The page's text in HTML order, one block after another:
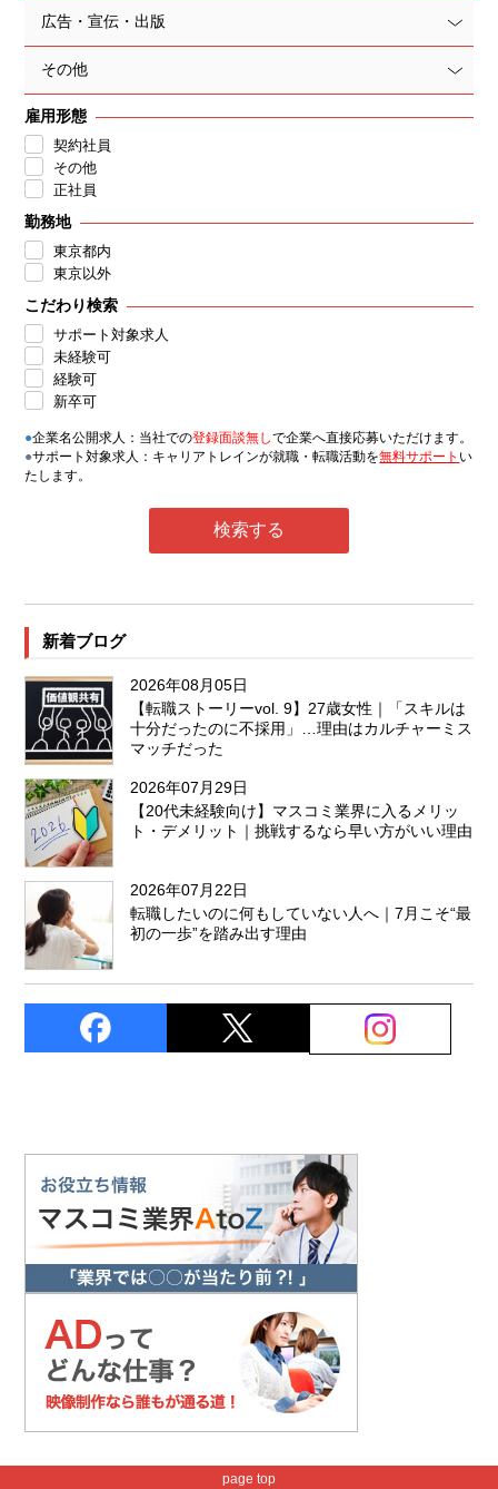
広告・宣伝・出版
その他
雇用形態
契約社員
その他
正社員
勤務地
東京都内
東京以外
こだわり検索
サポート対象求人
未経験可
経験可
新卒可
●企業名公開求人：当社での登録面談無しで企業へ直接応募いただけます。
●サポート対象求人：キャリアトレインが就職・転職活動を無料サポート い
たします。
新着ブログ
2026年08月05日
【転職ストーリーvol. 9】27歳女性｜「スキルは
十分だったのに不採用」…理由はカルチャーミス
マッチだった
2026年07月29日
【20代未経験向け】マスコミ業界に入るメリッ
ト・デメリット｜挑戦するなら早い方がいい理由
2026年07月22日
転職したいのに何もしていない人へ｜7月こそ“最
初の一歩”を踏み出す理由
page top